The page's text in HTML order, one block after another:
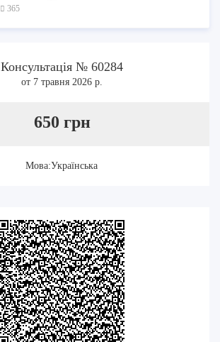
365
Консультація № 60284
от 7 травня 2026 р.
650 грн
Мова:Українська